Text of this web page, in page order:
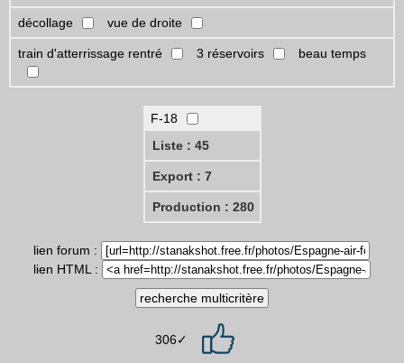
décollage vue de droite
train d'atterrissage rentré 3 réservoirs beau temps
F-18
Liste : 45
Export : 7
Production : 280
lien forum :
lien HTML :
306✓